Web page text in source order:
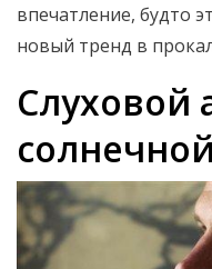
впечатление, будто
новый тренд в
Слуховой